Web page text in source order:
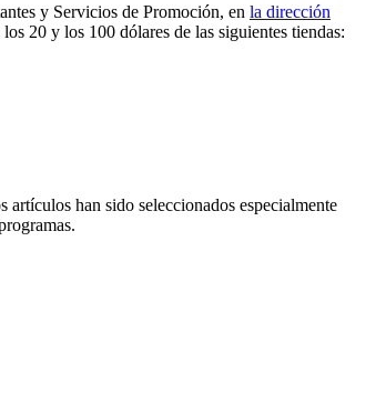
y Servicios de Promoción, en la dirección
20 y los 100 dólares de las siguientes tiendas:
artículos han sido seleccionados especialmente